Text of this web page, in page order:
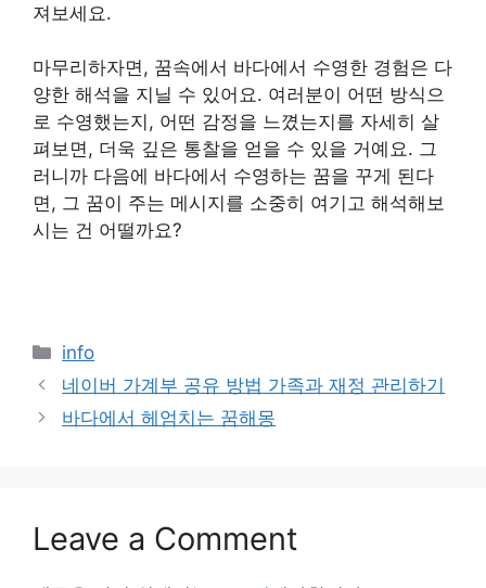
져보세요.
마무리하자면, 꿈속에서 바다에서 수영한 경험은 다
양한 해석을 지닐 수 있어요. 여러분이 어떤 방식으
로 수영했는지, 어떤 감정을 느꼈는지를 자세히 살
펴보면, 더욱 깊은 통찰을 얻을 수 있을 거예요. 그
러니까 다음에 바다에서 수영하는 꿈을 꾸게 된다
면, 그 꿈이 주는 메시지를 소중히 여기고 해석해보
시는 건 어떨까요?
Categories
info
네이버 가계부 공유 방법 가족과 재정 관리하기
바다에서 헤엄치는 꿈해몽
Leave a Comment